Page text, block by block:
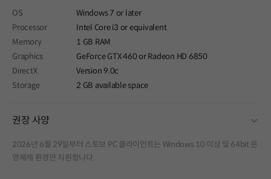
OS
Windows 7 or later
Processor
Intel Core i3 or equivalent
Memory
1 GB RAM
Graphics
GeForce GTX 460 or Radeon HD 6850
DirectX
Version 9.0c
Storage
2 GB available space
권장 사양
2026년 6월 29일부터 스토브 PC 클라이언트는 Windows 10 이상 및 64bit 운
영체제 환경만 지원합니다.